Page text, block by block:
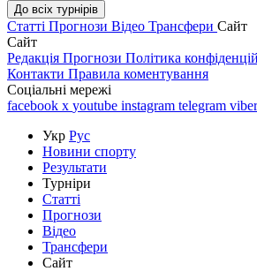
До всіх турнірів
Статті Прогнози Відео Трансфери Сайт
Сайт
Редакція Прогнози Політика
Контакти Правила коментування
Соціальні мережі
facebook x youtube instagram telegram viber
Укр Рус
Новини спорту
Результати
Турніри
Статті
Прогнози
Відео
Трансфери
Сайт